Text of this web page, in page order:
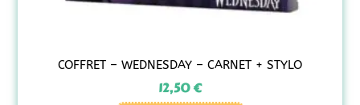
COFFRET – WEDNESDAY – CARNET + STYLO
12,50€